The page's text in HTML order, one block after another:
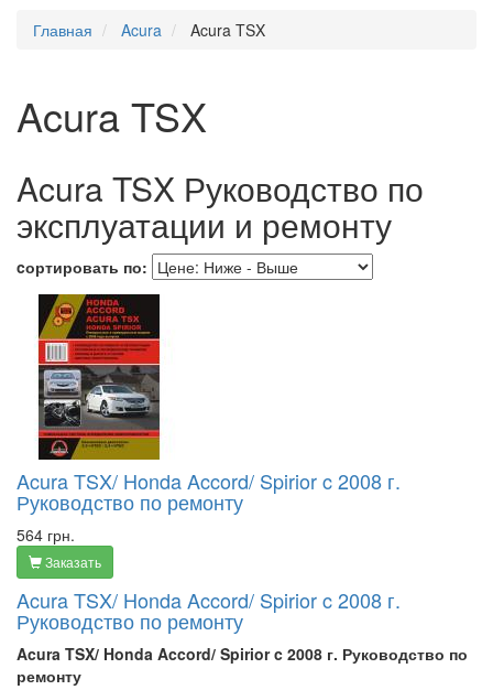
Главная
Acura Acura TSX
Acura TSX
Acura TSX Руководство по
эксплуатации и ремонту
cортировать по:
Acura TSX/ Honda Accord/ Spirior c 2008 г.
Руководство по ремонту
564 грн.
Заказать
Acura TSX/ Honda Accord/ Spirior c 2008 г.
Руководство по ремонту
Acura TSX/ Honda Accord/ Spirior c 2008 г. Руководство по
ремонту